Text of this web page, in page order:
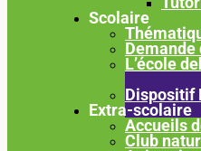
Scolaire
Demande
L’école
Dispositif
Extra-scolaire
Accueils
Club